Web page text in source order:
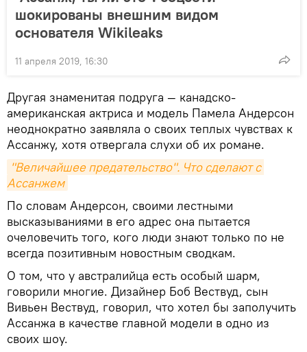
шокированы внешним видом
основателя Wikileaks
11 апреля 2019, 16:30
Другая знаменитая подруга — канадско-
американская актриса и модель Памела Андерсон
неоднократно заявляла о своих теплых чувствах к
Ассанжу, хотя отвергала слухи об их романе.
"Величайшее предательство". Что сделают с
Ассанжем
По словам Андерсон, своими лестными
высказываниями в его адрес она пытается
очеловечить того, кого люди знают только по не
всегда позитивным новостным сводкам.
О том, что у австралийца есть особый шарм,
говорили многие. Дизайнер Боб Вествуд, сын
Вивьен Вествуд, говорил, что хотел бы заполучить
Ассанжа в качестве главной модели в одно из
своих шоу.